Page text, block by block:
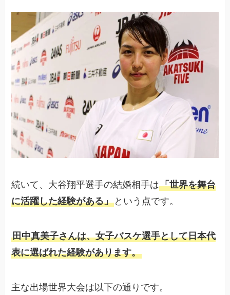
続いて、大谷翔平選手の結婚相手は「世界を舞台
に活躍した経験がある」 という点です。
田中真美子さんは、女子バスケ選手として日本代
表に選ばれた経験があります。
主な出場世界大会は以下の通りです。